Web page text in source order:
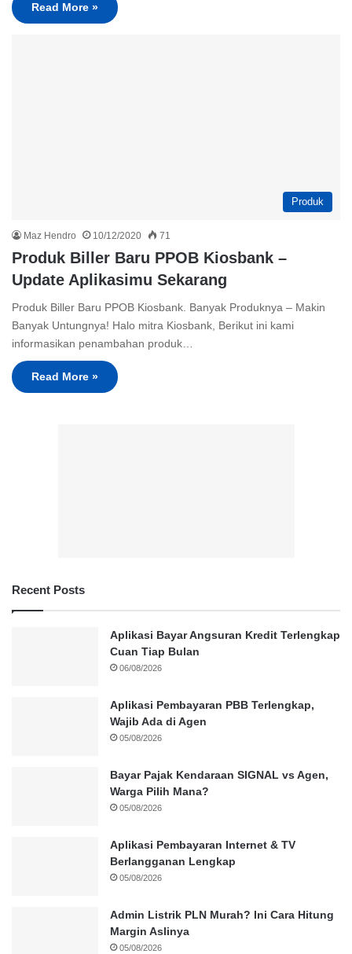
Read More »
Produk
Maz Hendro 10/12/2020 71
Produk Biller Baru PPOB Kiosbank –
Update Aplikasimu Sekarang
Produk Biller Baru PPOB Kiosbank. Banyak Produknya – Makin
Banyak Untungnya! Halo mitra Kiosbank, Berikut ini kami
informasikan penambahan produk…
Read More »
Recent Posts
Aplikasi Bayar Angsuran Kredit Terlengkap
Cuan Tiap Bulan
06/08/2026
Aplikasi Pembayaran PBB Terlengkap,
Wajib Ada di Agen
05/08/2026
Bayar Pajak Kendaraan SIGNAL vs Agen,
Warga Pilih Mana?
05/08/2026
Aplikasi Pembayaran Internet & TV
Berlangganan Lengkap
05/08/2026
Admin Listrik PLN Murah? Ini Cara Hitung
Margin Aslinya
05/08/2026